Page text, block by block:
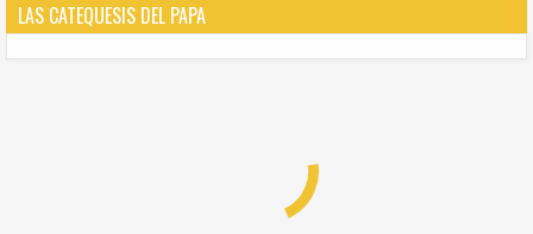
LAS CATEQUESIS DEL PAPA